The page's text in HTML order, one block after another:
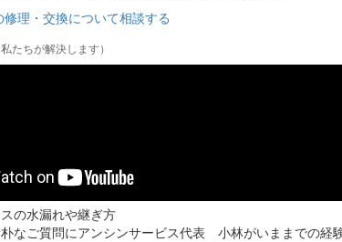
理・交換について相談する
たちが解決します）
の水漏れや継ぎ方
なご質問にアンシンサービス代表 小林がいままでの経